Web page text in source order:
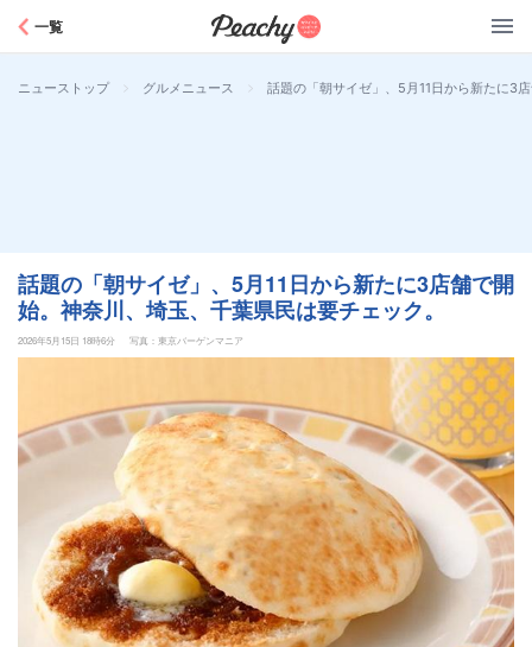
一覧
ニューストップ > グルメニュース > 話題の「朝サイゼ」、5月11日から新たに3
話題の「朝サイゼ」、5月11日から新たに3店舗で開
始。神奈川、埼玉、千葉県民は要チェック。
2026年5月15日 18時6分 写真：東京バーゲンマニア